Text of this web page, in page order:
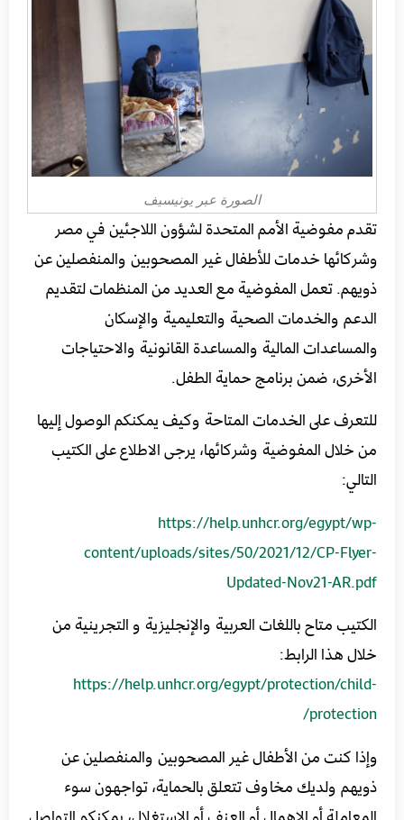
الصورة عبر يونيسيف
تقدم مفوضية الأمم المتحدة لشؤون اللاجئين في مصر
وشركائها خدمات للأطفال غير المصحوبين والمنفصلين عن
ذويهم.تعمل المفوضية مع العديد من المنظمات لتقديم
الدعم والخدمات الصحية والتعليمية والإسكان
والمساعدات المالية والمساعدة القانونية والاحتياجات
الأخرى،ضمن برنامج حماية الطفل.
للتعرف على الخدمات المتاحة وكيف يمكنكم الوصول إليها
من خلال المفوضية وشركائها، يرجى الاطلاع على الكتيب
التالي:
https://help.unhcr.org/egypt/wp-
content/uploads/sites/50/2021/12/CP-Flyer-
Updated-Nov21-AR.pdf
الكتيب متاح باللغات العربية والإنجليزية و التجرينية من
خلال هذا الرابط:
https://help.unhcr.org/egypt/protection/child-
protection/
وإذا كنت من الأطفال غير المصحوبين والمنفصلين عن
ذويهمولديك مخاوف تتعلق بالحماية، تواجهون سوء